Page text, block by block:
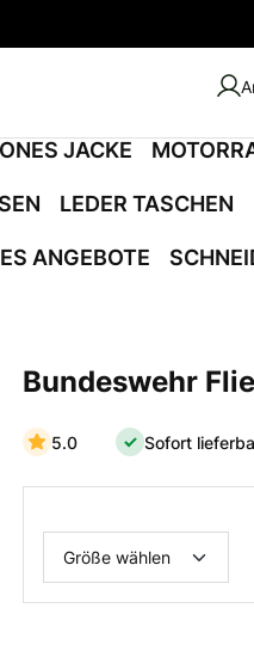
JACKE
LEDER TASCHEN
ANGEBOTE
Bundeswehr
5.0 Sofort